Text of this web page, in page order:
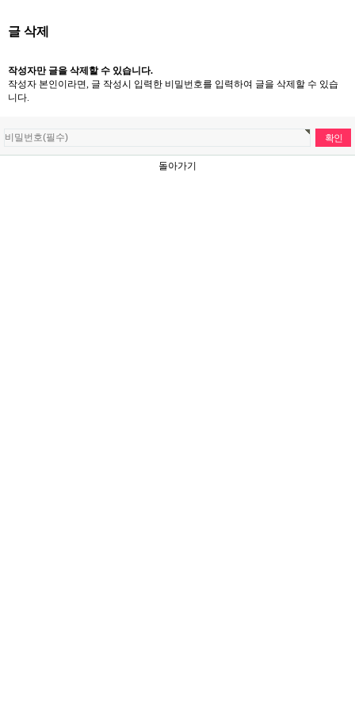
글 삭제
작성자만 글을 삭제할 수 있습니다.
작성자 본인이라면, 글 작성시 입력한 비밀번호를 입력하여 글을 삭제할 수 있습
니다.
돌아가기